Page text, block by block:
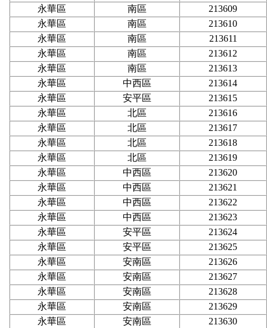
永華區
南區
213609
永華區
南區
213610
永華區
南區
213611
永華區
南區
213612
永華區
南區
213613
永華區
中西區
213614
永華區
安平區
213615
永華區
北區
213616
永華區
北區
213617
永華區
北區
213618
永華區
北區
213619
永華區
中西區
213620
永華區
中西區
213621
永華區
中西區
213622
永華區
中西區
213623
永華區
安平區
213624
永華區
安平區
213625
永華區
安南區
213626
永華區
安南區
213627
永華區
安南區
213628
永華區
安南區
213629
永華區
安南區
213630